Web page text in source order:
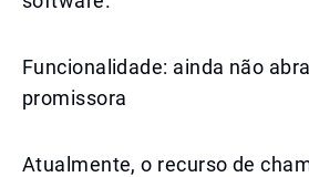
Funcionalidade: ainda não
promissora
Atualmente, o recurso de